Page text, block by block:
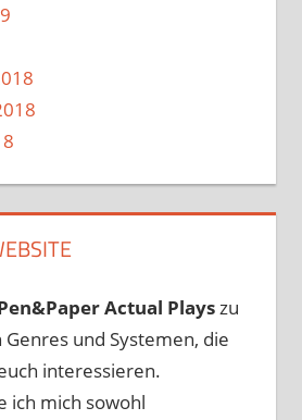
Actual Playszu
und Systemen, die
interessieren.
ich mich sowohl